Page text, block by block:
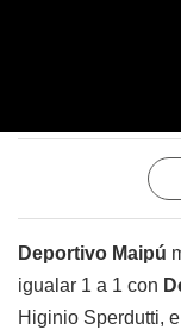
Deportivo Maipú
igualar 1 a 1 con
Higinio Sperdutti,